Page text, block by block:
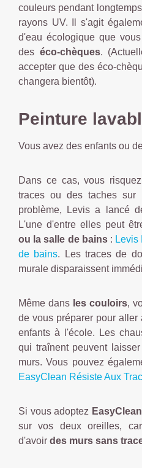
couleurs pendant
rayons UV. Il s'agit
d'eau écologique que
des éco-chèques.
accepter que des éco-
changera bientôt).
Peinture
Vous avez des enfants ou
Dans ce cas, vous
traces ou des taches
problème, Levis a lancé
L'une d'entre elles peut
ou la salle de bains: Levis
de bains. Les traces de
murale disparaissent
Même dans les couloirs,
de vous préparer pour
enfants à l'école. Les
qui traînent peuvent
murs. Vous pouvez
EasyClean Résiste Aux
Si vous adoptez EasyClean
sur vos deux oreilles,
d'avoir des murs sans